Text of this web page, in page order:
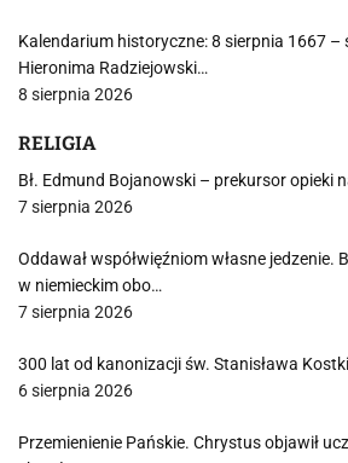
Kalendarium historyczne: 8 sierpnia 1667 –
Hieronima Radziejowski…
8 sierpnia 2026
RELIGIA
Bł. Edmund Bojanowski – prekursor opieki
7 sierpnia 2026
Oddawał współwięźniom własne jedzenie.
w niemieckim obo…
7 sierpnia 2026
300 lat od kanonizacji św. Stanisława
6 sierpnia 2026
Przemienienie Pańskie. Chrystus objawił